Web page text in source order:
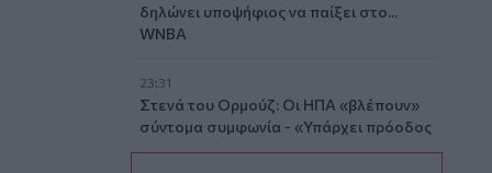
δηλώνει υποψήφιος να παίξει στο...
WNBA
23:31
Στενά του Ορμούζ: Οι ΗΠΑ «βλέπουν»
σύντομα συμφωνία - «Υπάρχει πρόοδος
μεταξύ Ιράν και Ομάν»